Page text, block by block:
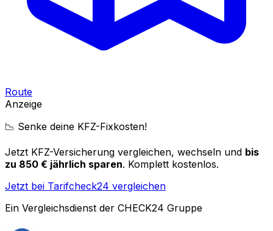
Route
Anzeige
📉 Senke deine KFZ-Fixkosten!
Jetzt KFZ-Versicherung vergleichen, wechseln und bis
zu 850 € jährlich sparen. Komplett kostenlos.
Jetzt bei Tarifcheck24 vergleichen
Ein Vergleichsdienst der CHECK24 Gruppe